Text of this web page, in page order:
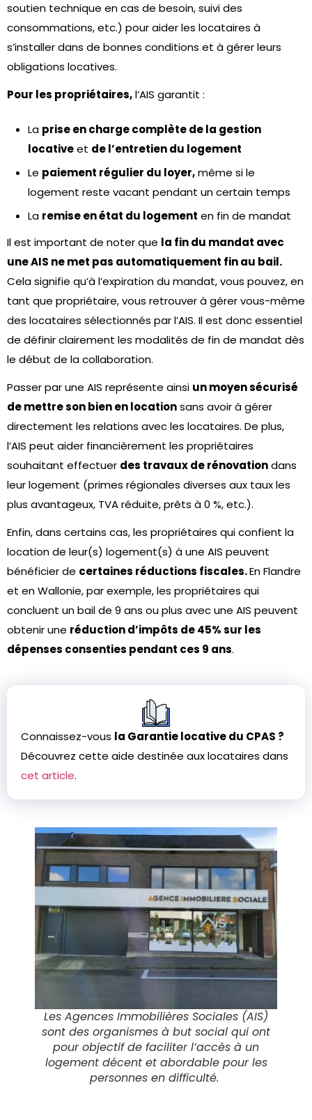
soutien technique en cas de besoin, suivi des
consommations, etc.) pour aider les locataires à
s’installer dans de bonnes conditions et à gérer leurs
obligations locatives.
Pour les propriétaires,l’AIS garantit :
La prise en charge complète de la gestion
locativeet de l’entretien du logement
Le paiement régulier du loyer,même si le
logement reste vacant pendant un certain temps
La remise en état du logement en fin de mandat
Il est important de noter que la fin du mandat avec
une AIS ne met pas automatiquement fin au bail.
Cela signifie qu’à l’expiration du mandat, vous pouvez, en
tant que propriétaire, vous retrouver à gérer vous-même
des locataires sélectionnés par l’AIS. Il est donc essentiel
de définir clairement les modalités de fin de mandat dès
le début de la collaboration.
Passer par une AIS représente ainsi un moyen sécurisé
de mettre son bien en locationsans avoir à gérer
directement les relations avec les locataires. De plus,
l’AIS peut aider financièrement les propriétaires
souhaitant effectuer des travaux de rénovationdans
leur logement (primes régionales diverses aux taux les
plus avantageux, TVA réduite, prêts à 0 %, etc.).
Enfin, dans certains cas, les propriétaires qui confient la
location de leur(s) logement(s) à une AIS peuvent
bénéficier de certaines réductions fiscales.En Flandre
et en Wallonie, par exemple, les propriétaires qui
concluent un bail de 9 ans ou plus avec une AIS peuvent
obtenir une réduction d’impôts de 45% sur les
dépenses consenties pendant ces 9 ans.
Connaissez-vous la Garantie locative du CPAS ?
Découvrez cette aide destinée aux locataires dans
cet article.
Les Agences Immobilières Sociales (AIS)
sont des organismes à but social qui ont
pour objectif de faciliter l’accès à un
logement décent et abordable pour les
personnes en difficulté.